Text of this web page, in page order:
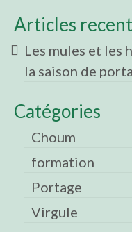
Articles
Les mules et les
la saison de
Catégories
Choum
formation
Portage
Virgule